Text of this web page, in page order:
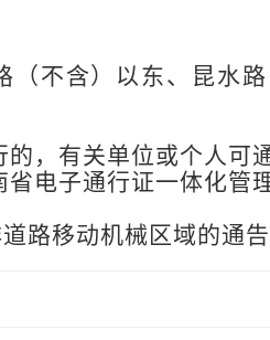
不含）以东、昆水
，有关单位或个人可
电子通行证一体化管
路移动机械区域的通告